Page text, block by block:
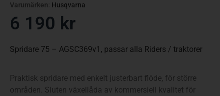
Varumärken Husqvarna
6 190 kr
Spridare 75 – AGSC369v1, passar alla Riders / traktorer
Praktisk spridare med enkelt justerbart flöde, för större
områden. Sluten växellåda av kommersiell kvalitet för